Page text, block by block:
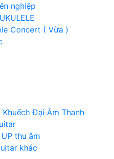
nghiệp
Concert ( Vừa )
Khuếch Đại Âm Thanh
UP thu âm
khác